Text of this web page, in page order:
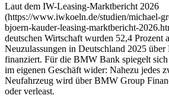
Laut dem IW-Leasing-Marktbericht 2026
(https://www.iwkoeln.de/studien/michael-
bjoern-kauder-leasing-marktbericht-
deutschen Wirtschaft wurden 52,4 Prozent
Neuzulassungen in Deutschland 2025
finanziert. Für die BMW Bank spiegelt
im eigenen Geschäft wider: Nahezu jedes
Neufahrzeug wird über BMW Group
oder verleast.